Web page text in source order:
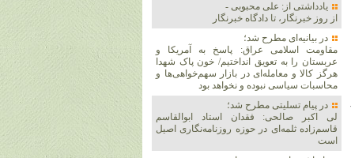
یادداشتی از: علی محبوبی -
از روز خبرنگار، تا دادگاه خبرنگار
در بیانیه‌ای مطرح شد؛
مقاومت اسلامی عراق: پاسخ به آمریکا و
عربستان را به تعویق انداختیم/ خون پاک شهدا
هرگز کالا و معامله‌ای در بازار سهم‌خواهی‌ها و
محاسبات سیاسی نبوده و نخواهد بود
در پیام تسلیتی مطرح شد؛
لی اکبر صالحی: فقدان استاد ابوالقاسم
قاسم‌زاده ثلمه‌ای در حوزه روزنامه‌نگاری اصیل
است